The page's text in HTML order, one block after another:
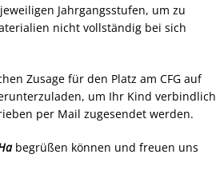
Jahrgangsstufen, um zu
nicht vollständig bei sich
Zusage für den Platz am CFG auf
um Ihr Kind verbindlich
per Mail zugesendet werden.
begrüßen können und freuen uns